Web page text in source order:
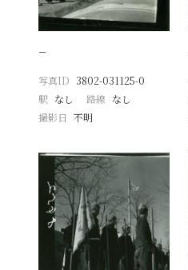
−
写真ID 3802-031125-0
駅 なし 路線 なし
撮影日
不明